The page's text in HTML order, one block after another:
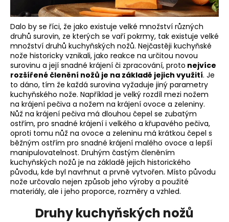
Dalo by se říci, že jako existuje velké množství různých
druhů surovin, ze kterých se vaří pokrmy, tak existuje velké
množství druhů kuchyňských nožů. Nejčastěji kuchyňské
nože historicky vznikali, jako reakce na určitou novou
surovinu a její snadné krájení či zpracování, proto nejvíce
rozšířené členění nožů je na základě jejich využití. Je
to dáno, tím že každá surovina vyžaduje jiný parametry
kuchyňského nože. Například je velký rozdíl mezi nožem
na krájení pečiva a nožem na krájení ovoce a zeleniny.
Nůž na krájení pečiva má dlouhou čepel se zubatým
ostřím, pro snadné krájení i velkého a křupavého pečiva,
oproti tomu nůž na ovoce a zeleninu má krátkou čepel s
běžným ostřím pro snadné krájení malého ovoce a lepší
manipulovatelnost. Druhým častým členěním
kuchyňských nožů je na základě jejich historického
původu, kde byl navrhnut a prvně vytvořen. Místo původu
nože určovalo nejen způsob jeho výroby a použité
materiály, ale i jeho proporce, rozměry a vzhled.
Druhy kuchyňských nožů
a
j
í
t
?
HLEDAT
D
o
p
o